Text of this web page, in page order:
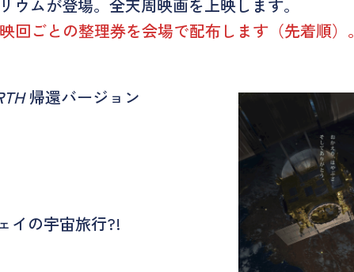
ムが登場。全天周映画を上映します。
ごとの整理券を会場で配布します（先着順）。
帰還バージョン
イの宇宙旅行?!